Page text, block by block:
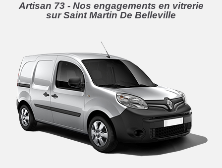
Artisan 73 - Nos engagements en vitrerie
sur Saint Martin De Belleville